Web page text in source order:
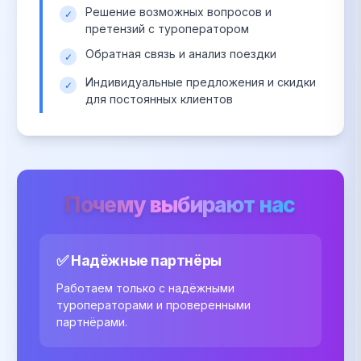
✓
Решение возможных вопросов и
претензий с туроператором
✓ Обратная связь и анализ поездки
✓
Индивидуальные предложения и скидки
для постоянных клиентов
Почему выбирают нас
✅ Надёжные партнёры
Работаем только с надёжными
туроператорами и проверенными
партнёрами.